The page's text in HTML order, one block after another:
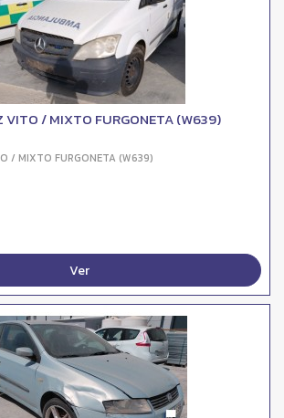
VITO / MIXTO FURGONETA (W639)
/ MIXTO FURGONETA (W639)
Ver